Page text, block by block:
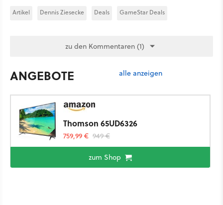
Artikel Dennis Ziesecke Deals GameStar Deals
zu den Kommentaren (1)
ANGEBOTE alle anzeigen
Thomson 65UD6326
759,99 € 949 €
zum Shop